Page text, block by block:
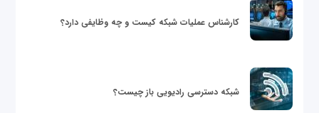
کارشناس عملیات شبکه کیست و چه وظایفی دارد؟
شبکه دسترسی رادیویی باز چیست؟